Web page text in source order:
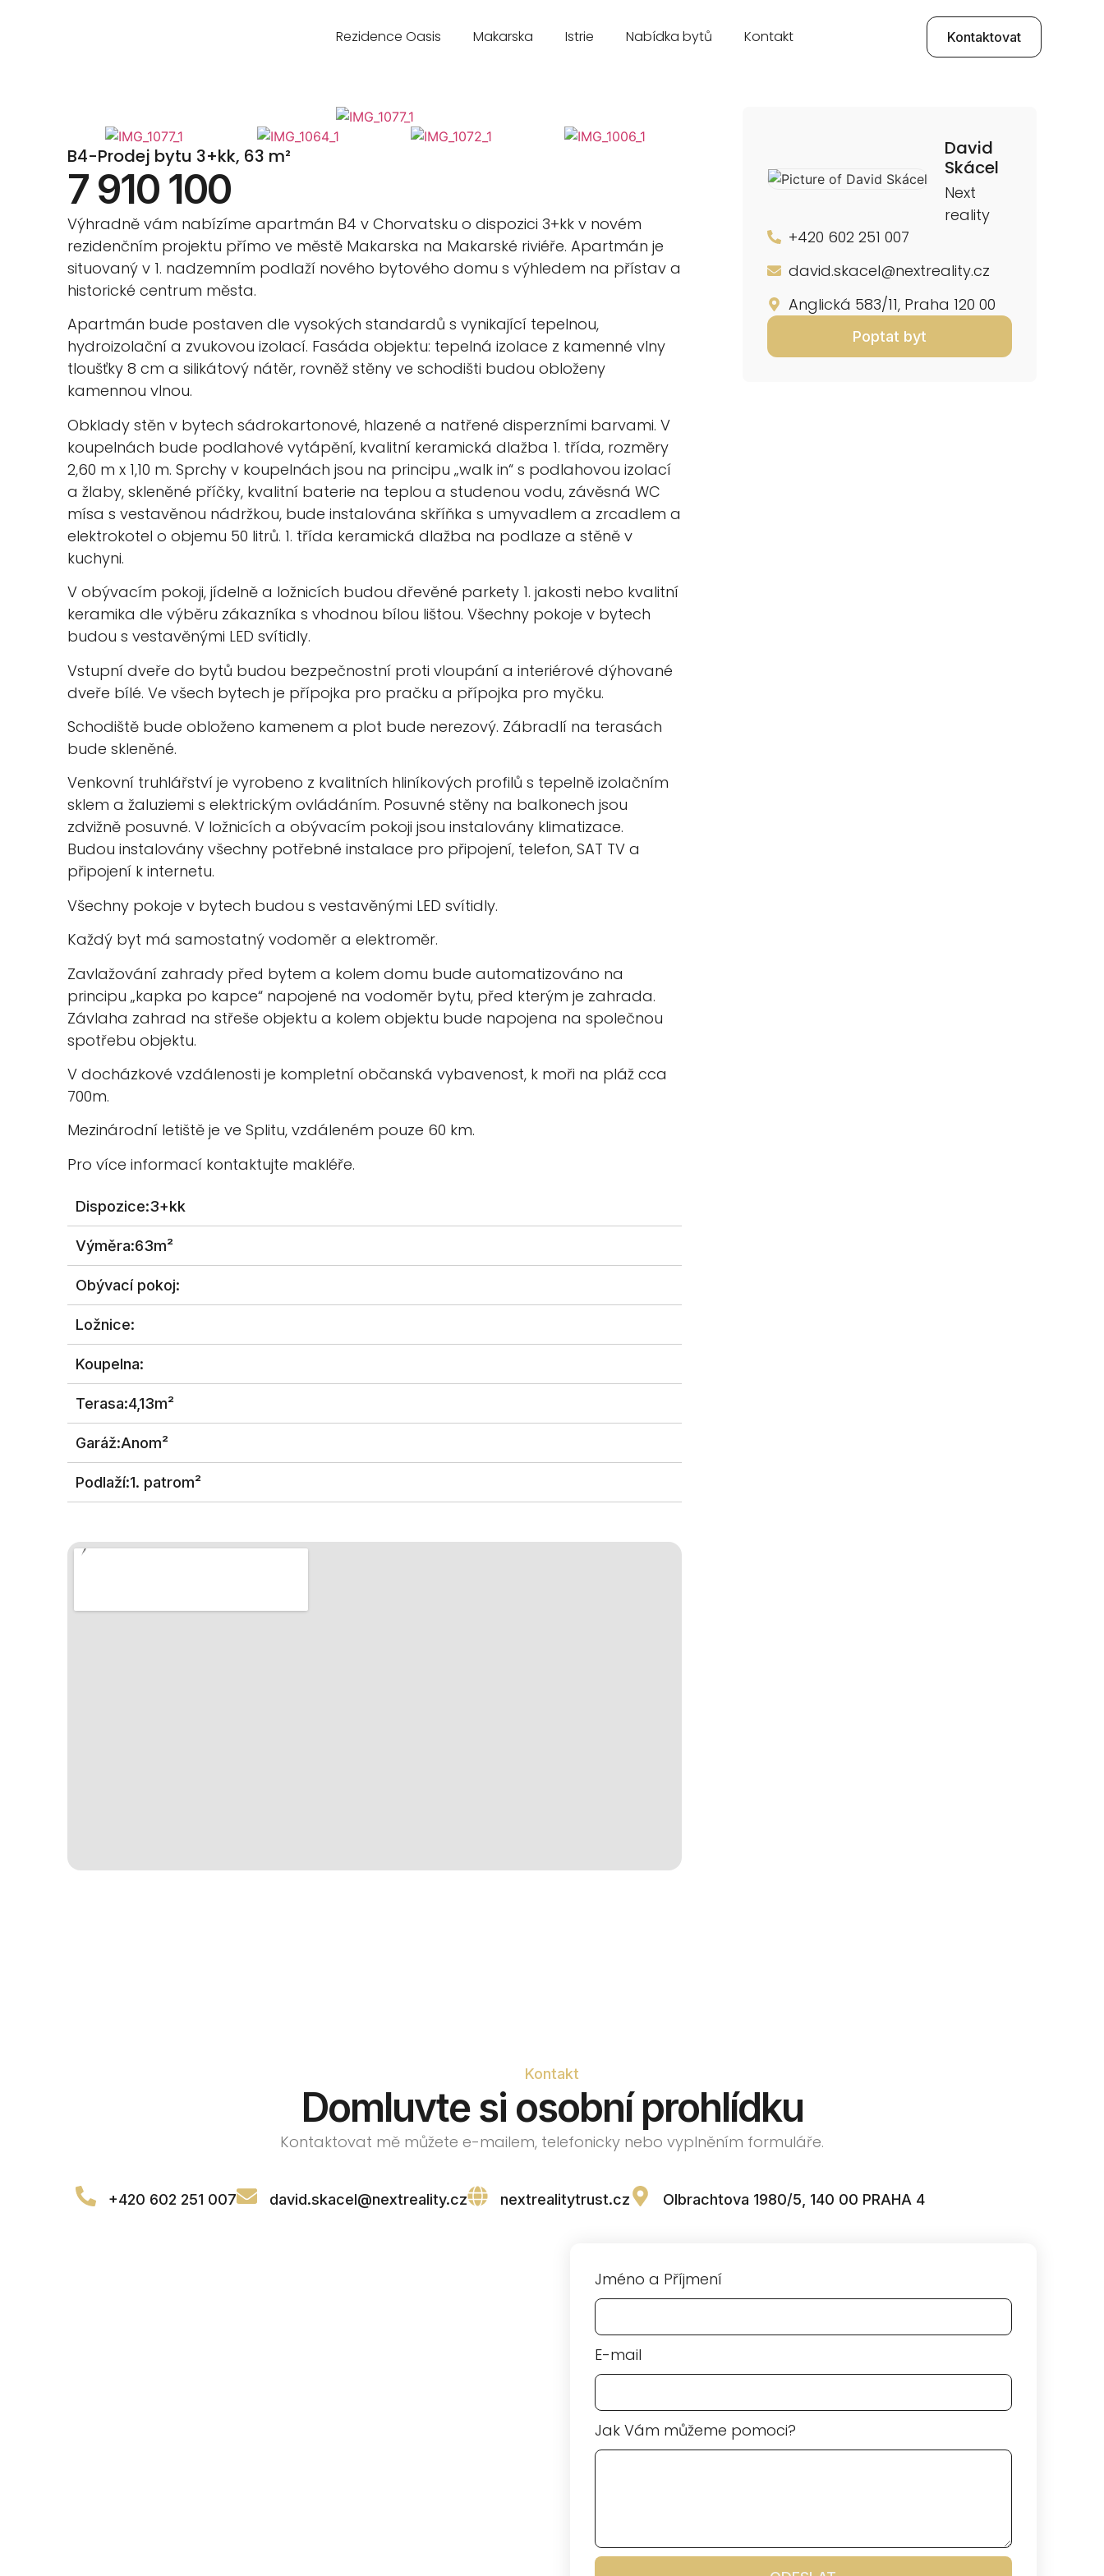
Rezidence Oasis Makarska Istrie Nabídka bytů Kontakt Kontaktovat
B4-Prodej bytu 3+kk, 63 m²
7 910 100
Výhradně vám nabízíme apartmán B4 v Chorvatsku o dispozici 3+kk v novém
rezidenčním projektu přímo ve městě Makarska na Makarské riviéře. Apartmán je
situovaný v 1. nadzemním podlaží nového bytového domu s výhledem na přístav a
historické centrum města.
Apartmán bude postaven dle vysokých standardů s vynikající tepelnou,
hydroizolační a zvukovou izolací. Fasáda objektu: tepelná izolace z kamenné vlny
tloušťky 8 cm a silikátový nátěr, rovněž stěny ve schodišti budou obloženy
kamennou vlnou.
Obklady stěn v bytech sádrokartonové, hlazené a natřené disperzními barvami. V
koupelnách bude podlahové vytápění, kvalitní keramická dlažba 1. třída, rozměry
2,60 m x 1,10 m. Sprchy v koupelnách jsou na principu „walk in“ s podlahovou izolací
a žlaby, skleněné příčky, kvalitní baterie na teplou a studenou vodu, závěsná WC
mísa s vestavěnou nádržkou, bude instalována skříňka s umyvadlem a zrcadlem a
elektrokotel o objemu 50 litrů. 1. třída keramická dlažba na podlaze a stěně v
kuchyni.
V obývacím pokoji, jídelně a ložnicích budou dřevěné parkety 1. jakosti nebo kvalitní
keramika dle výběru zákazníka s vhodnou bílou lištou. Všechny pokoje v bytech
budou s vestavěnými LED svítidly.
Vstupní dveře do bytů budou bezpečnostní proti vloupání a interiérové dýhované
dveře bílé. Ve všech bytech je přípojka pro pračku a přípojka pro myčku.
Schodiště bude obloženo kamenem a plot bude nerezový. Zábradlí na terasách
bude skleněné.
Venkovní truhlářství je vyrobeno z kvalitních hliníkových profilů s tepelně izolačním
sklem a žaluziemi s elektrickým ovládáním. Posuvné stěny na balkonech jsou
zdvižně posuvné. V ložnicích a obývacím pokoji jsou instalovány klimatizace.
Budou instalovány všechny potřebné instalace pro připojení, telefon, SAT TV a
připojení k internetu.
Všechny pokoje v bytech budou s vestavěnými LED svítidly.
Každý byt má samostatný vodoměr a elektroměr.
Zavlažování zahrady před bytem a kolem domu bude automatizováno na
principu „kapka po kapce“ napojené na vodoměr bytu, před kterým je zahrada.
Závlaha zahrad na střeše objektu a kolem objektu bude napojena na společnou
spotřebu objektu.
V docházkové vzdálenosti je kompletní občanská vybavenost, k moři na pláž cca
700m.
Mezinárodní letiště je ve Splitu, vzdáleném pouze 60 km.
Pro více informací kontaktujte makléře.
Dispozice:3+kk
Výměra:63m²
Obývací pokoj:
Ložnice:
Koupelna:
Terasa:4,13m²
Garáž:Anom²
Podlaží:1. patrom²
David
Skácel
Next
reality
+420 602 251 007
david.skacel@nextreality.cz
Anglická 583/11, Praha 120 00
Poptat byt
Kontakt
Domluvte si osobní prohlídku
Kontaktovat mě můžete e-mailem, telefonicky nebo vyplněním formuláře.
+420 602 251 007 david.skacel@nextreality.cz nextrealitytrust.cz Olbrachtova 1980/5, 140 00 PRAHA 4
Jméno a Příjmení
E-mail
Jak Vám můžeme pomoci?